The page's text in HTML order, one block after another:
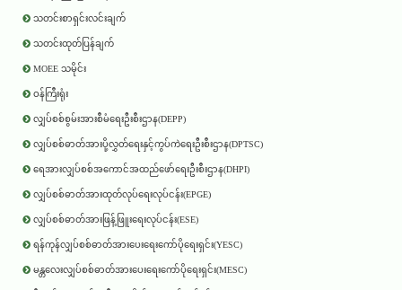
သတင်းစာရှင်းလင်းချက်
သတင်းထုတ်ပြန်ချက်
MOEE သမိုင်း
ဝန်ကြီးရုံး
လျှပ်စစ်စွမ်းအားစီမံရေးဦးစီးဌာန(DEPP)
လျှပ်စစ်ဓာတ်အားပို့လွှတ်ရေးနှင့်ကွပ်ကဲရေးဦးစီးဌာန(DPTSC)
ရေအားလျှပ်စစ်အကောင်အထည်ဖော်ရေးဦးစီးဌာန(DHPI)
လျှပ်စစ်ဓာတ်အားထုတ်လုပ်ရေးလုပ်ငန်း(EPGE)
လျှပ်စစ်ဓာတ်အားဖြန့်ဖြူးရေးလုပ်ငန်း(ESE)
ရန်ကုန်လျှပ်စစ်ဓာတ်အားပေးရေးကော်ပိုရေးရှင်း(YESC)
မန္တလေးလျှပ်စစ်ဓာတ်အားပေးရေးကော်ပိုရေးရှင်း(MESC)